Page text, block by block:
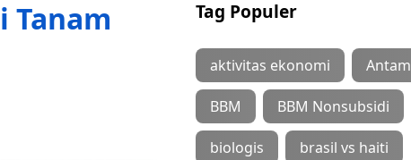
Tanam
Tag Populer
aktivitas ekonomi Antam
BBM BBM Nonsubsidi
biologis brasil vs haiti